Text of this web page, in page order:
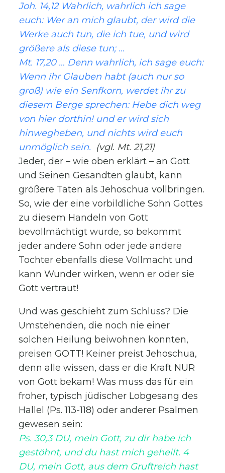
Joh. 14,12 Wahrlich, wahrlich ich sage
euch: Wer an mich glaubt, der wird die
Werke auch tun, die ich tue, und wird
größere als diese tun; …
Mt. 17,20 … Denn wahrlich, ich sage euch:
Wenn ihr Glauben habt (auch nur so
groß) wie ein Senfkorn, werdet ihr zu
diesem Berge sprechen: Hebe dich weg
von hier dorthin! und er wird sich
hinwegheben, und nichts wird euch
unmöglich sein. (vgl. Mt. 21,21)
Jeder, der – wie oben erklärt – an Gott
und Seinen Gesandten glaubt, kann
größere Taten als Jehoschua vollbringen.
So, wie der eine vorbildliche Sohn Gottes
zu diesem Handeln von Gott
bevollmächtigt wurde, so bekommt
jeder andere Sohn oder jede andere
Tochter ebenfalls diese Vollmacht und
kann Wunder wirken, wenn er oder sie
Gott vertraut!
Und was geschieht zum Schluss? Die
Umstehenden, die noch nie einer
solchen Heilung beiwohnen konnten,
preisen GOTT! Keiner preist Jehoschua,
denn alle wissen, dass er die Kraft NUR
von Gott bekam! Was muss das für ein
froher, typisch jüdischer Lobgesang des
Hallel (Ps. 113-118) oder anderer Psalmen
gewesen sein:
Ps. 30,3 DU, mein Gott, zu dir habe ich
gestöhnt, und du hast mich geheilt. 4
DU, mein Gott, aus dem Gruftreich hast